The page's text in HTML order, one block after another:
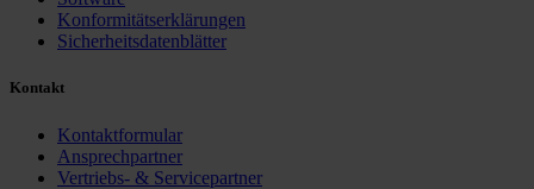
Konformitätserklärungen
Sicherheitsdatenblätter
Kontakt
Kontaktformular
Ansprechpartner
Vertriebs- & Servicepartner